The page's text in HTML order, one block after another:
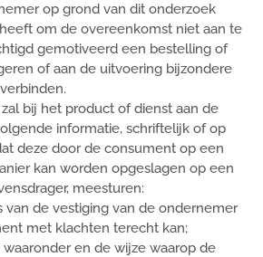
op grond van dit onderzoek
om de overeenkomst niet aan te
gemotiveerd een bestelling of
of aan de uitvoering bijzondere
bij het product of dienst aan de
informatie, schriftelijk of op
deze door de consument op een
kan worden opgeslagen op een
meesturen:
van de vestiging van de ondernemer
met klachten terecht kan;
en de wijze waarop de